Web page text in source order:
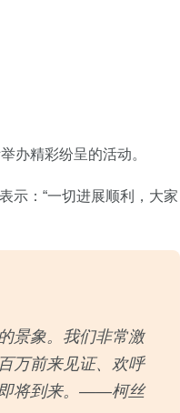
办精彩纷呈的活动。
示：“一切进展顺利，大家
景象。我们非常激
万前来见证、欢呼
即将到来。——柯丝